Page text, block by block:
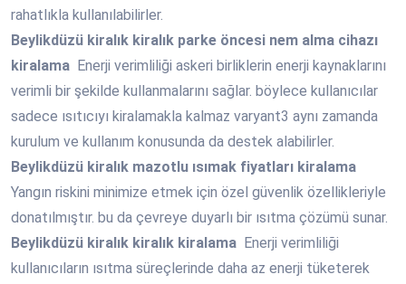
rahatlıkla kullanılabilirler.
Beylikdüzü kiralık kiralık parke öncesi nem alma cihazı
kiralama Enerji verimliliği askeri birliklerin enerji kaynaklarını
verimli bir şekilde kullanmalarını sağlar. böylece kullanıcılar
sadece ısıtıcıyı kiralamakla kalmaz varyant3 aynı zamanda
kurulum ve kullanım konusunda da destek alabilirler.
Beylikdüzü kiralık mazotlu ısımak fiyatları kiralama
Yangın riskini minimize etmek için özel güvenlik özellikleriyle
donatılmıştır. bu da çevreye duyarlı bir ısıtma çözümü sunar.
Beylikdüzü kiralık kiralık kiralama Enerji verimliliği
kullanıcıların ısıtma süreçlerinde daha az enerji tüketerek